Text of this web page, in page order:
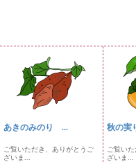
あきのみのり ...
ご覧いただき、ありがとうご
ざいま...
秋の
ご覧い
ざいま...